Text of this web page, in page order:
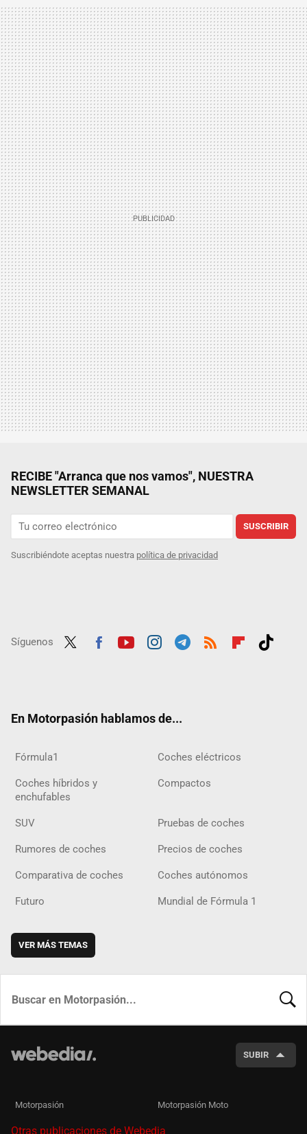
RECIBE "Arranca que nos vamos", NUESTRA
NEWSLETTER SEMANAL
SUSCRIBIR
Suscribiéndote aceptas nuestra política de privacidad
Síguenos
En Motorpasión hablamos de...
Fórmula1 Coches eléctricos
Coches híbridos y
enchufables
Compactos
SUV Pruebas de coches
Rumores de coches Precios de coches
Comparativa de coches Coches autónomos
Futuro Mundial de Fórmula 1
VER MÁS TEMAS
SUBIR
Motorpasión Motorpasión Moto
Otras publicaciones de Webedia